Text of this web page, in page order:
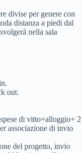
divise per genere con
distanza a piedi dal
nella sala
out.
di vitto+alloggio+ 2
associazione di invio
del progetto, invio